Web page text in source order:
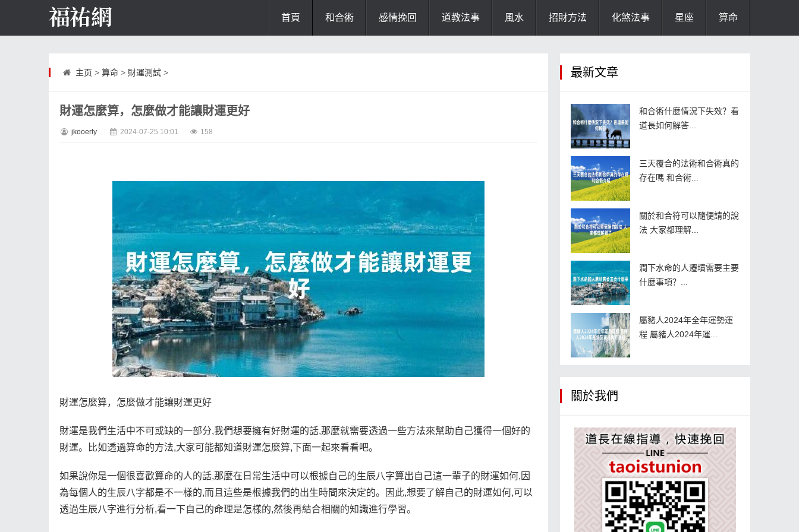
首頁 和合術 感情挽回 道教法事 風水 招財方法 化煞法事 星座 算命
主页 > 算命> 財運測試>
財運怎麼算，怎麼做才能讓財運更好
jkooerly 2024-07-25 10:01 158
財運怎麼算，怎麼做才能讓財運更好
財運是我們生活中不可或缺的一部分,我們想要擁有好財運的話,那麼就需要透過一些方法來幫助自己獲得一個好的
財運。比如透過算命的方法,大家可能都知道財運怎麼算,下面一起來看看吧。
如果說你是一個很喜歡算命的人的話,那麼在日常生活中可以根據自己的生辰八字算出自己這一輩子的財運如何,因
為每個人的生辰八字都是不一樣的,而且這些是根據我們的出生時間來決定的。因此,想要了解自己的財運如何,可以
透過生辰八字進行分析,看一下自己的命理是怎樣的,然後再結合相關的知識進行學習。
最新文章
和合術什麼情況下失效？看
道長如何解答...
三天覆合的法術和合術真的
存在嗎 和合術...
關於和合符可以隨便請的說
法 大家都理解...
澗下水命的人遷墳需要主要
什麼事項？...
屬豬人2024年全年運勢運
程 屬豬人2024年運...
關於我們